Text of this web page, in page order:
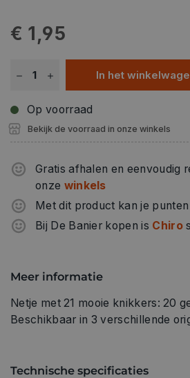
€ 1,95
In het
Op voorraad
Bekijk de voorraad in onze winkels
Gratis afhalen en eenvoudig
onze winkels
Met dit product kan je punten
Bij De Banier kopen is Chiro
Meer informatie
Netje met 21 mooie knikkers: 20
Beschikbaar in 3 verschillende
Technische specificaties